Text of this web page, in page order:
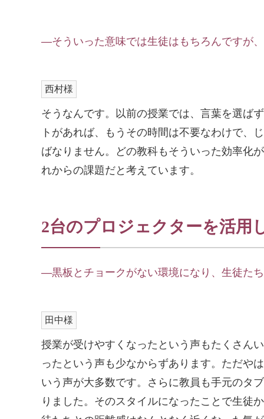
―そういった意味では生徒はもちろんですが
西村様
そうなんです。以前の授業では、言葉を選ば
トがあれば、もうその時間は不要なわけで、
ばなりません。どの教科もそういった効率化
れからの課題だと考えています。
2台のプロジェクターを活用
―黒板とチョークがない環境になり、生徒た
田中様
授業が受けやすくなったという声もたくさん
ったという声も少なからずあります。ただや
いう声が大多数です。さらに教員も手元のタ
りました。そのスタイルになったことで生徒